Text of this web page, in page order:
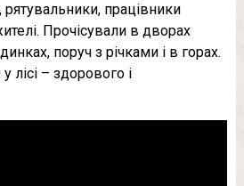
рятувальники, працівники
Прочісували в дворах
поруч з річками і в горах.
– здорового і